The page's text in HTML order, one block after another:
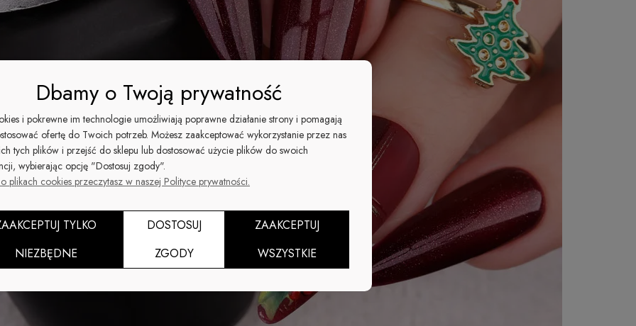
Dbamy o Twoją prywatność
i pokrewne im technologie umożliwiają poprawne działanie strony i pomagają
ofertę do Twoich potrzeb. Możesz zaakceptować wykorzystanie przez nas
tych plików i przejść do sklepu lub dostosować użycie plików do swoich
wybierając opcję "Dostosuj zgody".
plikach cookies przeczytasz w naszej Polityce prywatności.
TYLKO
NIEZBĘDNE
DOSTOSUJ
ZGODY
ZAAKCEPTUJ
WSZYSTKIE